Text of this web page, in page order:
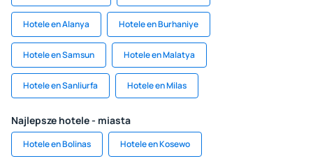
Hotele en Alanya Hotele en Burhaniye
Hotele en Samsun Hotele en Malatya
Hotele en Sanliurfa Hotele en Milas
Najlepsze hotele - miasta
Hotele en Bolinas Hotele en Kosewo